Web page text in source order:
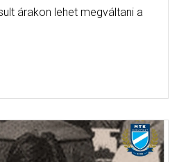
árakon lehet megváltani a